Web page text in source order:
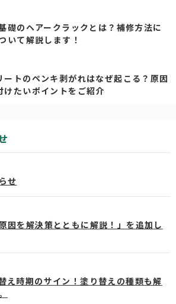
礎のヘアークラックとは？補修方法に
いて解説します！
ートのペンキ剥がれはなぜ起こる？原因
けたいポイントをご紹介
せ
因を解決策とともに解説！」を追加し
え時期のサイン！塗り替えの種類も解